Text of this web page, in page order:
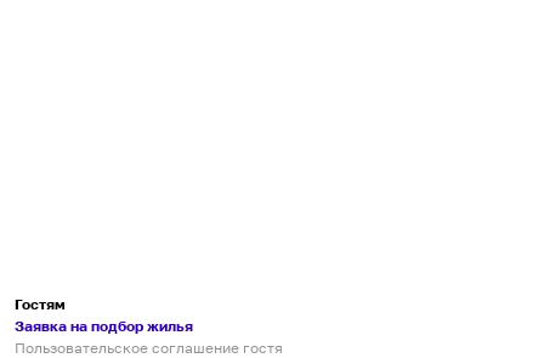
Гостям
Заявка на подбор жилья
Пользовательское соглашение гостя